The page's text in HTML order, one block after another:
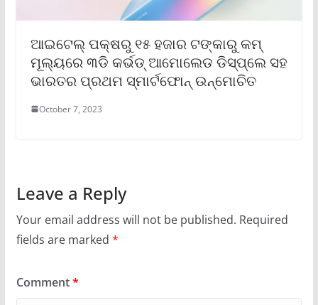
ଆଇଟେଲ୍ ପକ୍ଷରୁ ୧୫ ହଜାର ଟଙ୍କାରୁ କମ୍
ମୂଲ୍ୟରେ ୩ଡି କର୍ଭଡ୍ ଆମୋଲେଡ ଡିସ୍‌ପ୍ଲେ ସହ
ଭାରତର ପ୍ରଥମ ସ୍ମାର୍ଟଫୋନ୍ ଉନ୍ମୋଚିତ
October 7, 2023
Leave a Reply
Your email address will not be published. Required
fields are marked *
Comment*